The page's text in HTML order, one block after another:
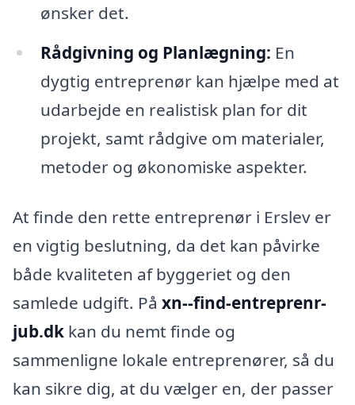
ønsker det.
Rådgivning og Planlægning: En
dygtig entreprenør kan hjælpe med at
udarbejde en realistisk plan for dit
projekt, samt rådgive om materialer,
metoder og økonomiske aspekter.
At finde den rette entreprenør i Erslev er
en vigtig beslutning, da det kan påvirke
både kvaliteten af byggeriet og den
samlede udgift. På xn--find-entreprenr-
jub.dk kan du nemt finde og
sammenligne lokale entreprenører, så du
kan sikre dig, at du vælger en, der passer